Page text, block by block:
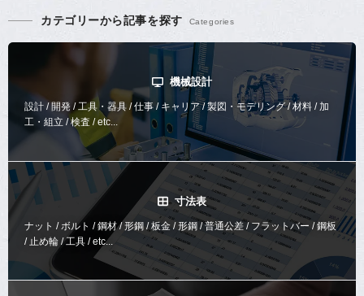
カテゴリーから記事を探す
機械設計
設計 / 開発 / 工具・器具 / 仕事 / キャリア / 製図・モデリング / 材料 / 加
工・組立 / 検査 / etc...
寸法表
ナット / ボルト / 鋼材 / 形鋼 / 板金 / 形鋼 / 普通公差 / フラットバー / 鋼板
/ 止め輪 / 工具 / etc...